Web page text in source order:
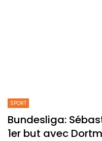
SPORT
Bundesliga:
1er but avec